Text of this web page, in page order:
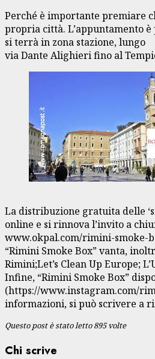
Perché è importante premiare
propria città. L’appuntamento
si terrà in zona stazione, lungo
via Dante Alighieri fino al
La distribuzione gratuita delle
online e si rinnova l’invito a
www.okpal.com/rimini-smoke-
“Rimini Smoke Box” vanta,
Rimini;Let’s Clean Up Europe;
Infine, “Rimini Smoke Box”
(https://www.instagram.com/
informazioni, si può scrivere a
Questo post è stato letto 895 volte
Chi scrive